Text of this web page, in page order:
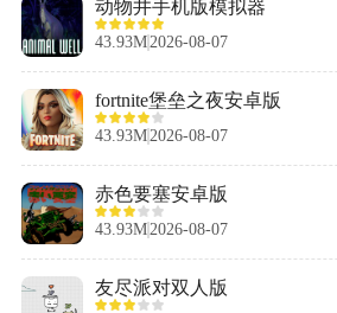
动物井手机版模拟器
43.93M2026-08-07
fortnite堡垒之夜安卓版
43.93M2026-08-07
赤色要塞安卓版
43.93M2026-08-07
友尽派对双人版